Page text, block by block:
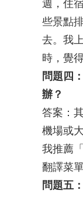
週，住
些景點
去。我
時，覺
問題四
辦？
答案：
機場或
我推薦
翻譯菜
問題五